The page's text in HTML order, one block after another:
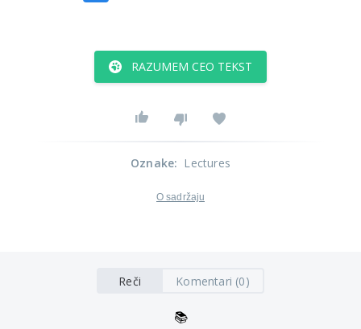
RAZUMEM CEO TEKST
Oznake: Lectures
O sadržaju
Reči Komentari (0)
📚